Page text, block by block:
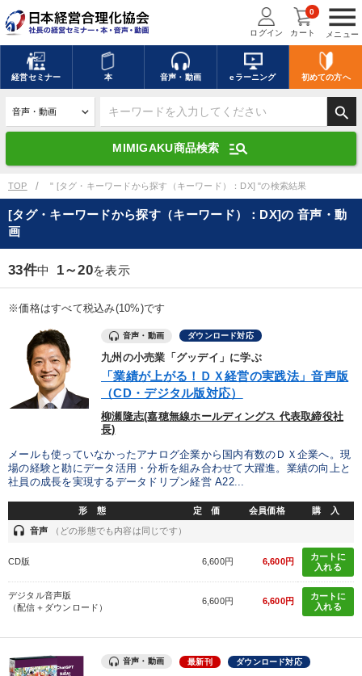
menu
メニュー
ログイン カート
0
経営セミナー 本 音声・動画 eラーニング 初めての方へ
search
MIMIGAKU商品検索 manage_search
キーワードを入力して探す
デジタル版対応のみ検索結果に表示する
search 上記の条件で検索
mic 講演収録物を探す
全国経営者セミナー講演収録物（全1315タイトル）からお探しいただけ
ます
優秀各社の智恵と戦略 事業家のロマンと経営
若手異才経営者の発想
テーマ
組織と人を動かすマネジメント力を磨く
2025年夏季全国経営者セミナー収録講演ＣＤ・講演ＤＶＤ・デジ
【3月】音声・映像
TOP " [タグ・キーワードから探す（キーワード）：DX] "の検索結果
[タグ・キーワードから探す（キーワード）：DX]の 音声・動
画
33件中 1～20を表示
※価格はすべて税込み(10%)です
音声・動画 ダウンロード対応
九州の小売業「グッデイ」に学ぶ
「業績が上がる！ＤＸ経営の実践法」音声版
（CD・デジタル版対応）
柳瀬隆志(嘉穂無線ホールディングス 代表取締役社
長)
メールも使っていなかったアナログ企業から国内有数のＤＸ企業へ。現
場の経験と勘にデータ活用・分析を組み合わせて大躍進。業績の向上と
社員の成長を実現するデータドリブン経営 A22...
形 態 定 価 会員価格 購 入
headset 音声 （どの形態でも内容は同じです）
CD版 6,600円 6,600円
カートに
入れる
デジタル音声版
（配信＋ダウンロード）
6,600円 6,600円
カートに
入れる
音声・動画 最新刊 ダウンロード対応